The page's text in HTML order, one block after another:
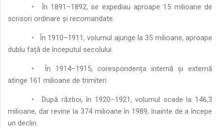
•
În 1891–1892, se expediau aproape 15 milioane de
scrisori ordinare și recomandate.
•
În 1910–1911, volumul ajunge la 35 milioane, aproape
dublu față de începutul secolului.
•
În 1914–1915, corespondența internă și externă
atinge 161 milioane de trimiteri.
•
După război, în 1920–1921, volumul scade la 146,3
milioane, dar revine la 374 milioane în 1989, înainte de a începe
un declin.